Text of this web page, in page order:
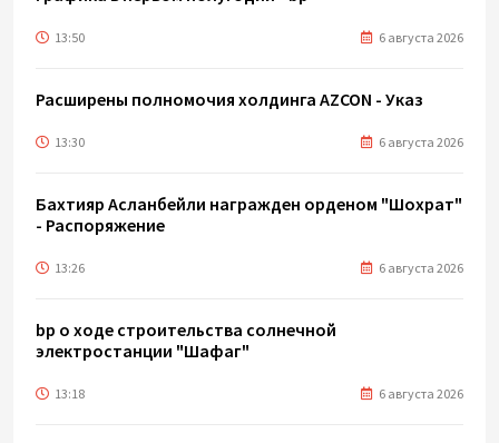
13:50 6 августа 2026
Расширены полномочия холдинга AZCON - Указ
13:30 6 августа 2026
Бахтияр Асланбейли награжден орденом "Шохрат"
- Распоряжение
13:26 6 августа 2026
bp о ходе строительства солнечной
электростанции "Шафаг"
13:18 6 августа 2026